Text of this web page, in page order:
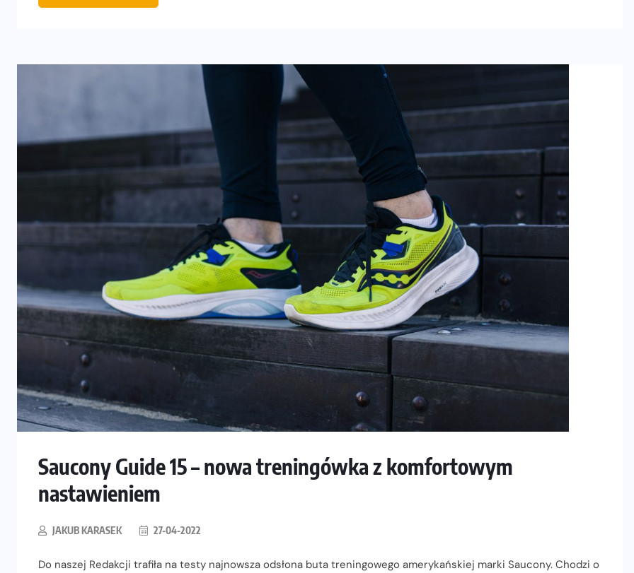
Saucony Guide 15 – nowa treningówka z komfortowym
nastawieniem
JAKUB KARASEK 27-04-2022
Do naszej Redakcji trafiła na testy najnowsza odsłona buta treningowego amerykańskiej marki Saucony. Chodzi o